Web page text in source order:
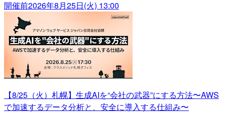
開催前2026年8月25日(火) 13:00
【8/25（火）札幌】生成AIを“会社の武器”にする方法〜AWS
で加速するデータ分析と、安全に導入する仕組み〜